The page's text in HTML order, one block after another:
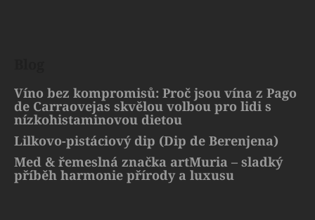
Víno bez kompromisů: Proč jsou vína z Pago
de Carraovejas skvělou volbou pro lidi s
nízkohistaminovou dietou
Lilkovo-pistáciový dip (Dip de Berenjena)
Med & řemeslná značka artMuria – sladký
příběh harmonie přírody a luxusu